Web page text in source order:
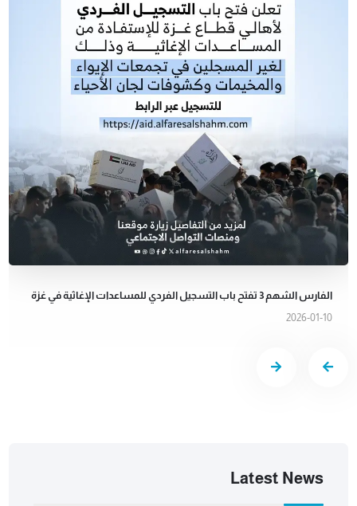
الفارس الشهم 3 تفتح باب التسجيل الفردي للمساعدات الإغاثية في غزة
2026-01-10
Latest News